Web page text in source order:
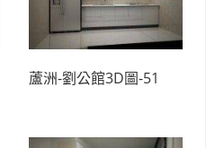
蘆洲-劉公館3D圖-51